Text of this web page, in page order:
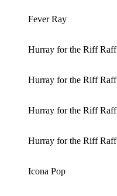
Fever Ray
Hurray for the Riff Raff
Hurray for the Riff Raff
Hurray for the Riff Raff
Hurray for the Riff Raff
Icona Pop